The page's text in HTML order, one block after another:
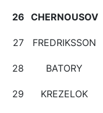
26 CHERNOUSOV
27 FREDRIKSSON
28 BATORY
29 KREZELOK